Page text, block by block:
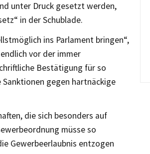
unter Druck gesetzt werden,
in der Schublade.
ins Parlament bringen“,
vor der immer
Bestätigung für so
gegen hartnäckige
die sich besonders auf
müsse so
Gewerbeerlaubnis entzogen